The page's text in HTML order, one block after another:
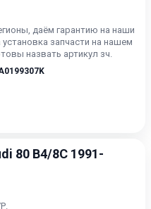
даём гарантию на наши
запчасти на нашем
назвать артикул зч.
80 B4/8C 1991-